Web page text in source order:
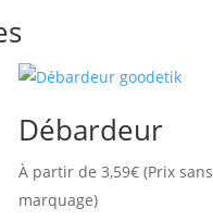
Débardeur
À partir de3,59€ (Prix sans
marquage)